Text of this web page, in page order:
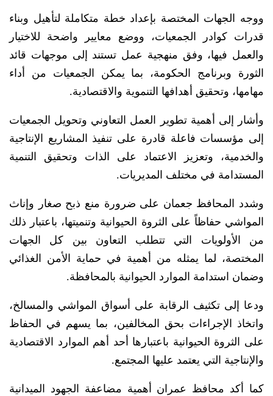
ووجه الجهات المختصة بإعداد خطة متكاملة لتأهيل وبناء
قدرات كوادر الجمعيات، ووضع معايير واضحة للاختيار
والعمل فيها، وفق منهجية عمل تستند إلى موجهات قائد
الثورة وبرنامج الحكومة، بما يمكن الجمعيات من أداء
مهامها، وتحقيق أهدافها التنموية والاقتصادية.
وأشار إلى أهمية تطوير العمل التعاوني وتحويل الجمعيات
إلى مؤسسات فاعلة قادرة على تنفيذ المشاريع الإنتاجية
والخدمية، وتعزيز الاعتماد على الذات وتحقيق التنمية
المستدامة في مختلف المديريات.
وشدد المحافظ جعمان على ضرورة منع ذبح صغار وإناث
المواشي حفاظاً على الثروة الحيوانية وتنميتها، باعتبار ذلك
من الأولويات التي تتطلب التعاون بين كل الجهات
المختصة، لما يمثله من أهمية في حماية الأمن الغذائي
وضمان استدامة الموارد الحيوانية بالمحافظة.
ودعا إلى تكثيف الرقابة على أسواق المواشي والمسالخ،
واتخاذ الإجراءات بحق المخالفين، بما يسهم في الحفاظ
على الثروة الحيوانية باعتبارها أحد أهم الموارد الاقتصادية
والإنتاجية التي يعتمد عليها المجتمع.
كما أكد محافظ عمران أهمية مضاعفة الجهود الميدانية